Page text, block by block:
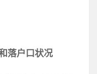
落户口状况